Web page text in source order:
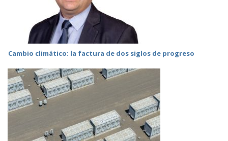
Cambio climático: la factura de dos siglos de progreso